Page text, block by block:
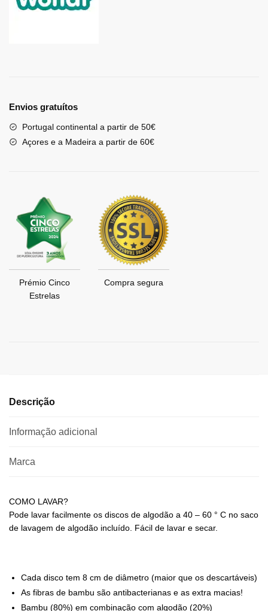
Envios gratuítos
Portugal continental a partir de 50€
Açores e a Madeira a partir de 60€
Prémio Cinco
Estrelas
Compra segura
Descrição
Informação adicional
Marca
COMO LAVAR?
Pode lavar facilmente os discos de algodão a 40 – 60 ° C no saco
de lavagem de algodão incluído. Fácil de lavar e secar.
Cada disco tem 8 cm de diâmetro (maior que os descartáveis)
As fibras de bambu são antibacterianas e as extra macias!
Bambu (80%) em combinação com algodão (20%)